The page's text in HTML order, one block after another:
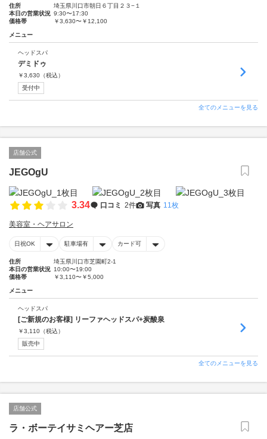
住所
埼玉県川口市朝日６丁目２３−１
本日の営業状況 9:30〜17:30
価格帯
￥3,630〜￥12,100
メニュー
ヘッドスパ
デミドゥ
￥3,630 （税込）
受付中
全てのメニューを見る
店舗公式
JEGOgU
3.34 口コミ 2件 写真 11枚
美容室・ヘアサロン
日祝OK 駐車場有 カード可
住所
埼玉県川口市芝園町2-1
本日の営業状況 10:00〜19:00
価格帯
￥3,110〜￥5,000
メニュー
ヘッドスパ
[ご新規のお客様] リーファヘッドスパ+炭酸泉
￥3,110 （税込）
販売中
全てのメニューを見る
店舗公式
ラ・ボーテイサミヘアー芝店